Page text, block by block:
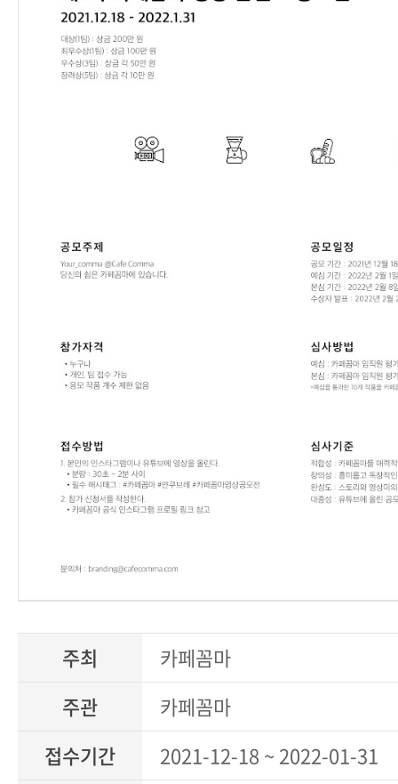
주최
카페꼼마
주관
카페꼼마
접수기간
2021-12-18 ~ 2022-01-31